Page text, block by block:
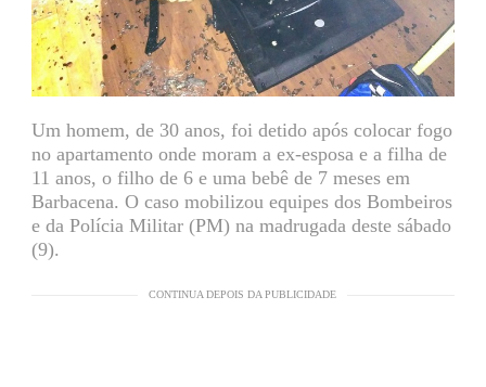
Um homem, de 30 anos, foi detido após colocar fogo
no apartamento onde moram a ex-esposa e a filha de
11 anos, o filho de 6 e uma bebê de 7 meses em
Barbacena. O caso mobilizou equipes dos Bombeiros
e da Polícia Militar (PM) na madrugada deste sábado
(9).
CONTINUA DEPOIS DA PUBLICIDADE